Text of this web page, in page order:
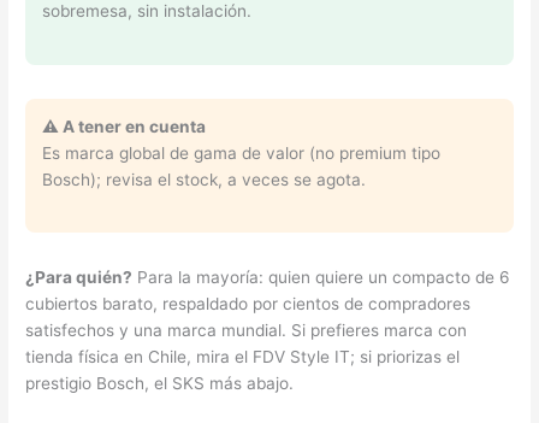
sobremesa, sin instalación.
⚠️ A tener en cuenta
Es marca global de gama de valor (no premium tipo
Bosch); revisa el stock, a veces se agota.
¿Para quién? Para la mayoría: quien quiere un compacto de 6
cubiertos barato, respaldado por cientos de compradores
satisfechos y una marca mundial. Si prefieres marca con
tienda física en Chile, mira el FDV Style IT; si priorizas el
prestigio Bosch, el SKS más abajo.